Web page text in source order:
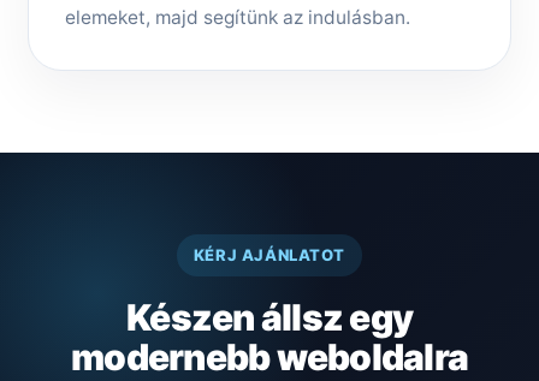
elemeket, majd segítünk az indulásban.
KÉRJ AJÁNLATOT
Készen állsz egy
modernebb weboldalra